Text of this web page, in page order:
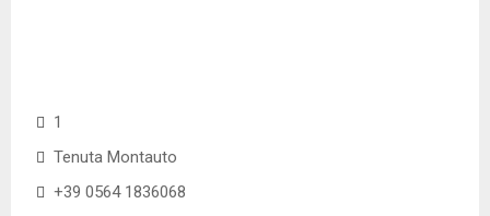
1
Tenuta Montauto
+39 0564 1836068